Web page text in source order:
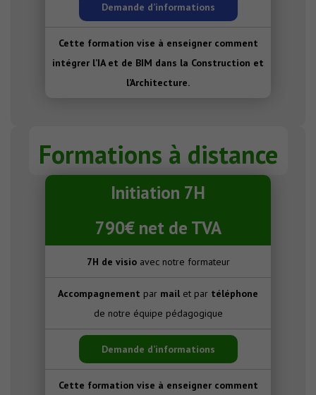
Demande d’informations
Cette formation vise à enseigner comment
intégrer l’IA et de BIM dans la Construction et
l’Architecture.
Formations à distance
Initiation 7H
790€ net de TVA
7H de visio avec notre formateur
Accompagnement par mail et par téléphone
de notre équipe pédagogique
Demande d’informations
Cette formation vise à enseigner comment